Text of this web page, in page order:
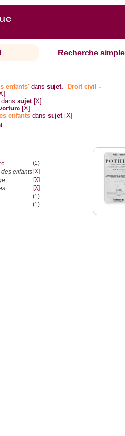
Recherche simple
enfants' danssujet.
Droit civil -
danssujet [X]
[X]
enfants danssujet [X]
(1)
enfants [X]
[X]
[X]
(1)
(1)